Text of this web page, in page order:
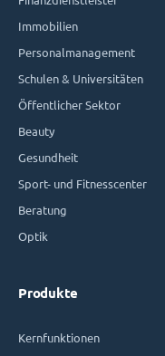
Immobilien
Personalmanagement
Schulen & Universitäten
Öffentlicher Sektor
Beauty
Gesundheit
Sport- und Fitnesscenter
Beratung
Optik
Produkte
Kernfunktionen